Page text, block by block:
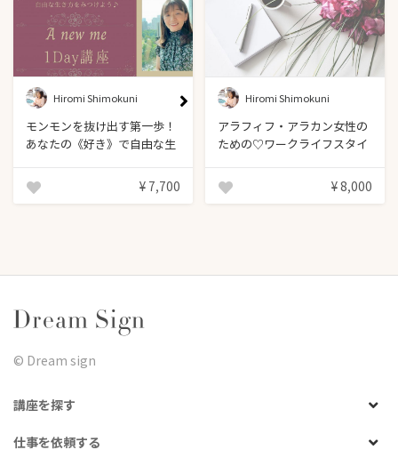
Hiromi Shimokuni
モンモンを抜け出す第一歩！
あなたの《好き》で自由な生
me １Day 講座
¥ 7,700
Hiromi Shimokuni
アラフィフ・アラカン女性の
ための♡ワークライフスタイ
¥ 8,000
©︎ Dream sign
講座を探す
仕事を依頼する